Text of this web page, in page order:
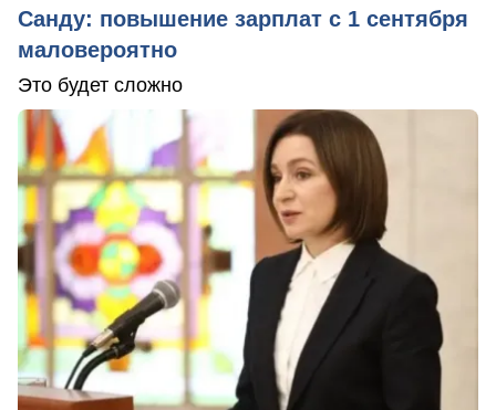
Санду: повышение зарплат с 1 сентября
маловероятно
Это будет сложно